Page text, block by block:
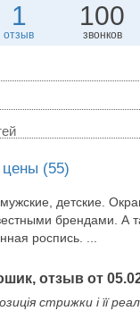
1
отзыв
100
звонков
(55)
детские.
брендами. А
роспись. ...
отзыв от
стрижки і її